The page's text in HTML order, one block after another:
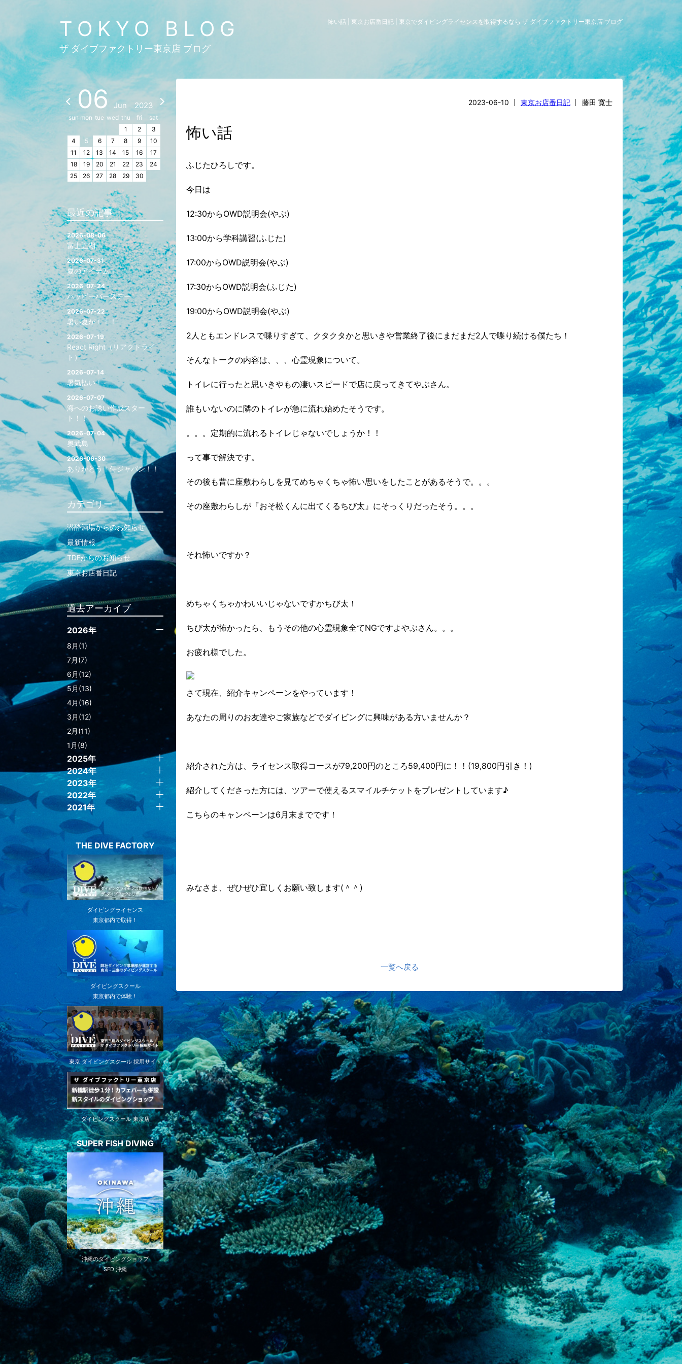
TOKYO BLOG
ザ ダイブファクトリー東京店 ブログ
怖い話 | 東京お店番日記 | 東京でダイビングライセンスを取得するなら ザ ダイブファクトリー東京店 ブログ
2023-06-10 東京お店番日記 藤田 寛士
怖い話
ふじたひろしです。
今日は
12:30からOWD説明会(やぶ)
13:00から学科講習(ふじた)
17:00からOWD説明会(やぶ)
17:30からOWD説明会(ふじた)
19:00からOWD説明会(やぶ)
2人ともエンドレスで喋りすぎて、クタクタかと思いきや営業終了後にまだまだ2人で喋り続ける僕たち！
そんなトークの内容は、、、心霊現象について。
トイレに行ったと思いきやもの凄いスピードで店に戻ってきてやぶさん。
誰もいないのに隣のトイレが急に流れ始めたそうです。
。。。定期的に流れるトイレじゃないでしょうか！！
って事で解決です。
その後も昔に座敷わらしを見てめちゃくちゃ怖い思いをしたことがあるそうで。。。
その座敷わらしが『おそ松くんに出てくるちび太』にそっくりだったそう。。。
それ怖いですか？
めちゃくちゃかわいいじゃないですかちび太！
ちび太が怖かったら、もうその他の心霊現象全てNGですよやぶさん。。。
お疲れ様でした。
さて現在、紹介キャンペーンをやっています！
あなたの周りのお友達やご家族などでダイビングに興味がある方いませんか？
紹介された方は、ライセンス取得コースが79,200円のところ59,400円に！！(19,800円引き！)
紹介してくださった方には、ツアーで使えるスマイルチケットをプレゼントしています♪
こちらのキャンペーンは6月末までです！
みなさま、ぜひぜひ宜しくお願い致します(＾＾)
一覧へ戻る
06 Jun 2023
sun mon tue wed thu fri
sat
1
2
3
4
5 6 7 8 9
10
11
12 13 14 15 16
17
18
19 20 21 22 23
24
25
26 27 28 29 30
最近の記事
2026-08-06
富士五湖
2026-07-31
夏のアイテム！
2026-07-24
ハッピーバースデー
2026-07-22
暑い夏が！！！
2026-07-19
React Right（リアクトライ
ト）
2026-07-14
暑気払い！
2026-07-07
海へのお誘い作成スター
ト！！
2026-07-04
奥武島
2026-06-30
ありがとう！侍ジャパン！！
カテゴリー
潜酔酒場からのお知らせ
最新情報
TDFからのお知らせ
東京お店番日記
過去アーカイブ
2026年
8月(1)
7月(7)
6月(12)
5月(13)
4月(16)
3月(12)
2月(11)
1月(8)
2025年
2024年
2023年
2022年
2021年
THE DIVE FACTORY
ダイビングライセンス
東京都内で取得！
ダイビングスクール
東京都内で体験！
東京 ダイビングスクール 採用サイト
ダイビングスクール 東京店
SUPER FISH DIVING
沖縄のダイビングショップ
SFD 沖縄